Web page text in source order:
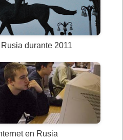
durante 2011
en Rusia